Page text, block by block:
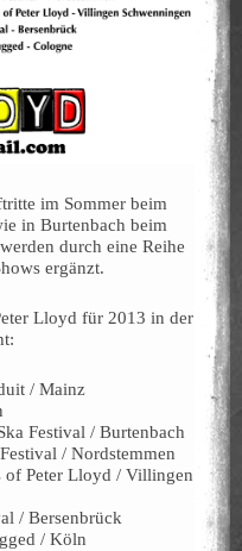
im Sommer beim
in Burtenbach beim
durch eine Reihe
ergänzt.
Lloyd für 2013 in der
/ Mainz
Festival / Burtenbach
/ Nordstemmen
Lloyd / Villingen
Bersenbrück
/ Köln